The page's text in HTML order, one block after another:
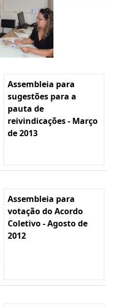
Assembleia para
sugestões para a
pauta de
reivindicações - Março
de 2013
Assembleia para
votação do Acordo
Coletivo - Agosto de
2012